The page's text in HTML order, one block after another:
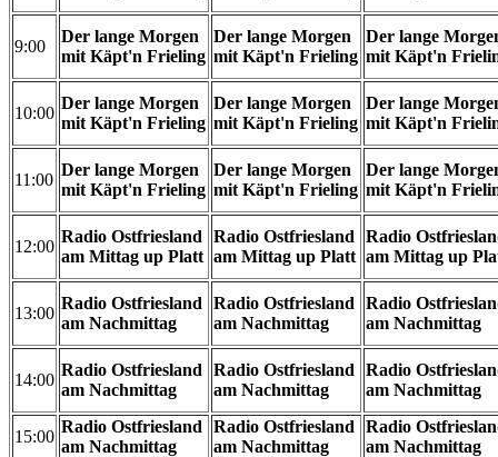
9:00
Der lange Morgen
mit Käpt'n Frieling
Der lange Morgen
mit Käpt'n Frieling
Der lange
mit Käpt'n
10:00
Der lange Morgen
mit Käpt'n Frieling
Der lange Morgen
mit Käpt'n Frieling
Der lange
mit Käpt'n
11:00
Der lange Morgen
mit Käpt'n Frieling
Der lange Morgen
mit Käpt'n Frieling
Der lange
mit Käpt'n
12:00
Radio Ostfriesland
am Mittag up Platt
Radio Ostfriesland
am Mittag up Platt
Radio
am Mittag up
13:00
Radio Ostfriesland
am Nachmittag
Radio Ostfriesland
am Nachmittag
Radio
am Nachmittag
14:00
Radio Ostfriesland
am Nachmittag
Radio Ostfriesland
am Nachmittag
Radio
am Nachmittag
15:00
Radio Ostfriesland
am Nachmittag
Radio Ostfriesland
am Nachmittag
Radio
am Nachmittag